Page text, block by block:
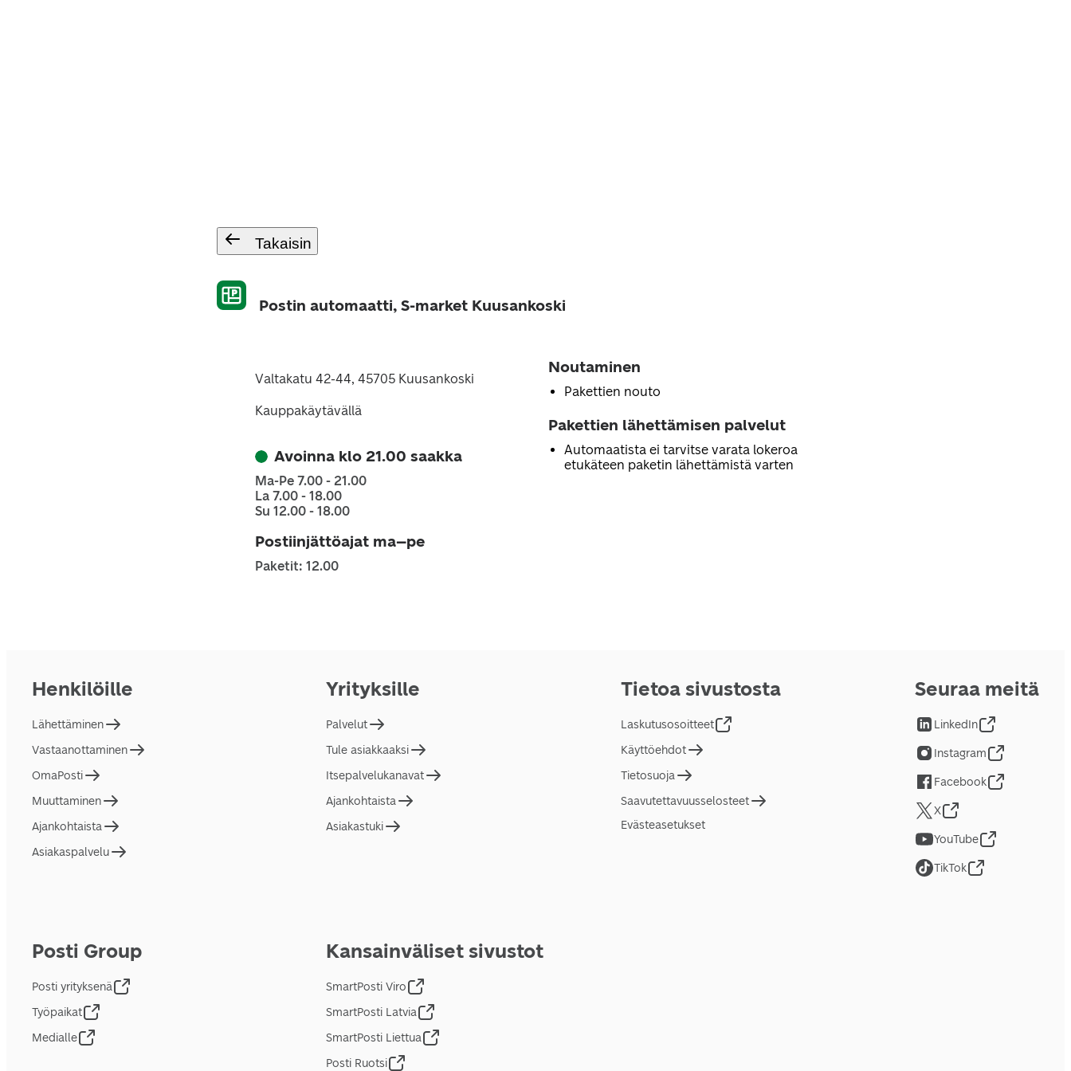
Takaisin
Postin automaatti, S-market Kuusankoski
Valtakatu 42-44, 45705 Kuusankoski
Kauppakäytävällä
Avoinna klo 21.00 saakka
Ma-Pe 7.00 - 21.00
La 7.00 - 18.00
Su 12.00 - 18.00
Postiinjättöajat ma–pe
Paketit: 12.00
Noutaminen
Pakettien nouto
Pakettien lähettämisen palvelut
Automaatista ei tarvitse varata lokeroa
etukäteen paketin lähettämistä varten
Henkilöille
Lähettäminen
Vastaanottaminen
OmaPosti
Muuttaminen
Ajankohtaista
Asiakaspalvelu
Yrityksille
Palvelut
Tule asiakkaaksi
Itsepalvelukanavat
Ajankohtaista
Asiakastuki
Tietoa sivustosta
Laskutusosoitteet
Käyttöehdot
Tietosuoja
Saavutettavuusselosteet
Evästeasetukset
Posti Group
Posti yrityksenä
Työpaikat
Medialle
Kansainväliset sivustot
SmartPosti Viro
SmartPosti Latvia
SmartPosti Liettua
Posti Ruotsi
Seuraa meitä
LinkedIn
Instagram
Facebook
X
YouTube
TikTok